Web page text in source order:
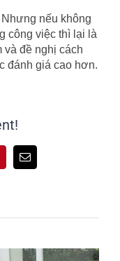
nếu không
công việc thì lại là
và đề nghị cách
đánh giá cao hơn.
Email